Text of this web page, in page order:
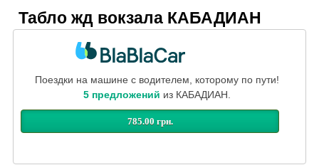
Табло жд вокзала КАБАДИАН
Поездки на машине с водителем, которому по пути!
5 предложений из КАБАДИАН.
785.00 грн.